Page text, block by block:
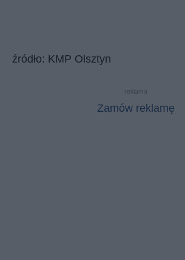
źródło: KMP Olsztyn
reklama
Zamów reklamę